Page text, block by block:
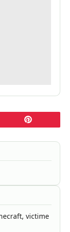
Pinterest
victime